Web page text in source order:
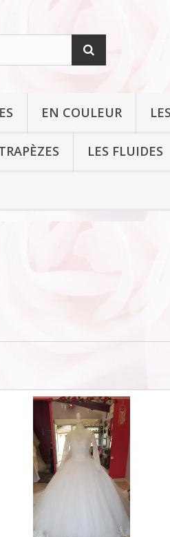
EN COULEUR
LES FLUIDES